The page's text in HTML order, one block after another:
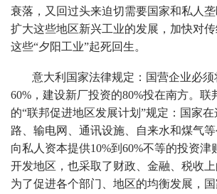
衰落，又回过头来迫切需要国家和私人垄
扩大这些地区新兴工业的发展，加快对
这些“夕阳工业”起死回生。
意大利国家法律规定：国营企业必
60%，建设新厂投资的80%投在南方。联
的“联邦促进地区发展计划”规定：国家
路、输电网、通讯设施、自来水和煤气
向私人资本提供10%到60%不等的投资津
开发地区，也采取了财政、金融、税收
为了促进各个部门、地区的均衡发展，